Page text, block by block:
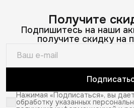
Получите
Подпишитесь на наши
получите скидку на
Нажимая «Подписаться», вы
обработку указанных